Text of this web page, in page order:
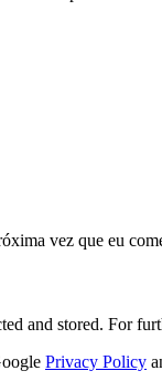
vez que eu
and stored. For
Privacy Policy